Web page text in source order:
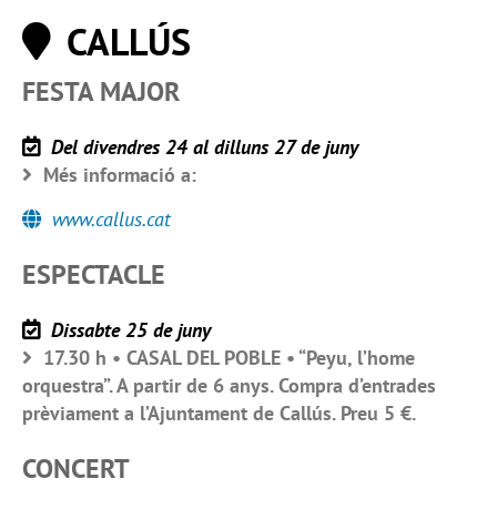
CALLÚS
FESTA MAJOR
Del divendres 24 al dilluns 27 de juny
Més informació a:
www.callus.cat
ESPECTACLE
Dissabte 25 de juny
17.30 h • CASAL DEL POBLE • “Peyu, l’home
orquestra”. A partir de 6 anys. Compra d’entrades
prèviament a l’Ajuntament de Callús. Preu 5 €.
CONCERT